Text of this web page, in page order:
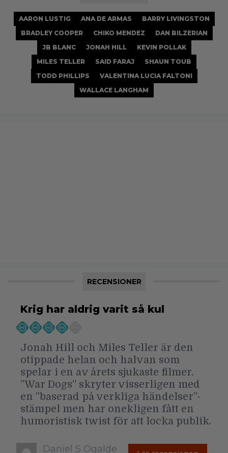
AARON LUSTIG ANA DE ARMAS
BARRY LIVINGSTON
BRADLEY COOPER
CHIKO MENDEZ
DAN BILZERIAN
JB BLANC
JONAH HILL
KEVIN POLLAK
MILES TELLER
SAID FARAJ
SHAUN TOUB
TODD PHILLIPS
VALENTINA LUCIA FALTONI
WALLACE LANGHAM
RECENSIONER
Krig har aldrig varit så kul
Jonah Hill och Miles Teller är den
otippade helan och halvan som
spelar i en av årets sjukaste filmer.
”War Dogs” skryter visserligen med
en ”baserad på verkliga händelser”-
stämpel men har onekligen fått en
humoristisk twist för att locka publik.
Daniel S Ogalde